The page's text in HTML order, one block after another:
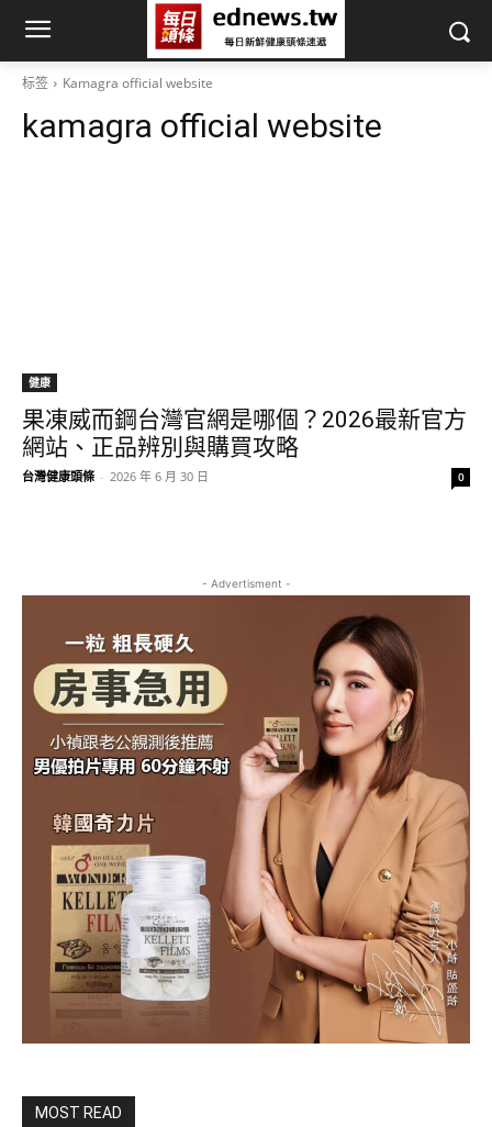
标签 Kamagra official website
kamagra official website
健康
果凍威而鋼台灣官網是哪個？2026最新官方
網站、正品辨別與購買攻略
台灣健康頭條 - 2026 年 6 月 30 日 0
- Advertisment -
MOST READ